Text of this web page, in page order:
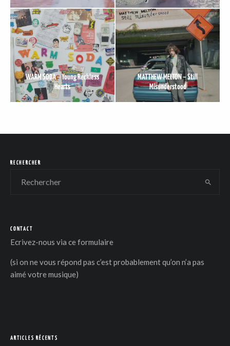
WARM SODA – Young Reckless
Hearts
MATTHEW MELTON – Still
Misunderstood
RECHERCHER
CONTACT
Ecrivez-nous via ce formulaire
(si on ne vous répond pas c’est probablement qu’on n’a pas
aimé votre musique)
ARTICLES RÉCENTS